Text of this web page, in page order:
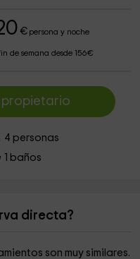
€persona y noche
de semana desde 156€
propietario
4 personas
baños
directa?
son muy similares.